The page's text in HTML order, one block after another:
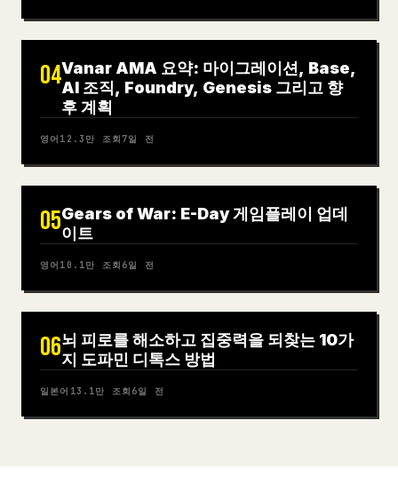
04Vanar AMA 요약: 마이그레이션, Base,
AI 조직, Foundry, Genesis 그리고 향
후 계획
영어 12.3만 조회7일 전
05Gears of War: E-Day 게임플레이 업데
이트
영어 10.1만 조회 6일 전
06뇌 피로를 해소하고 집중력을 되찾는 10가
지 도파민 디톡스 방법
일본어 13.1만 조회 6일 전